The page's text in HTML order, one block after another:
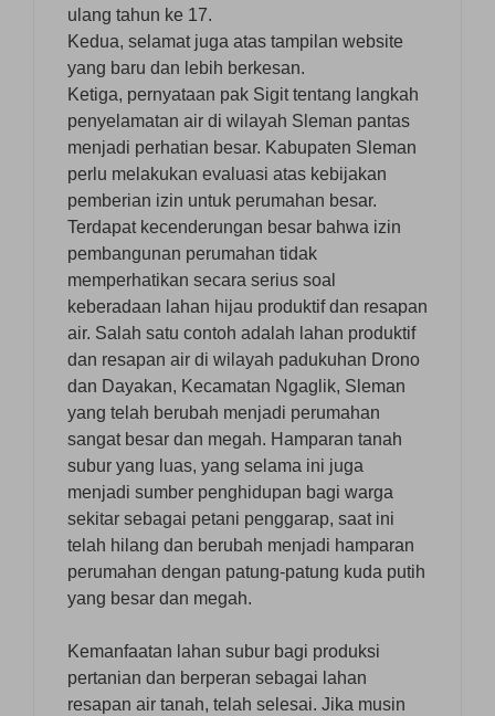
ulang tahun ke 17.
Kedua, selamat juga atas tampilan website
yang baru dan lebih berkesan.
Ketiga, pernyataan pak Sigit tentang langkah
penyelamatan air di wilayah Sleman pantas
menjadi perhatian besar. Kabupaten Sleman
perlu melakukan evaluasi atas kebijakan
pemberian izin untuk perumahan besar.
Terdapat kecenderungan besar bahwa izin
pembangunan perumahan tidak
memperhatikan secara serius soal
keberadaan lahan hijau produktif dan resapan
air. Salah satu contoh adalah lahan produktif
dan resapan air di wilayah padukuhan Drono
dan Dayakan, Kecamatan Ngaglik, Sleman
yang telah berubah menjadi perumahan
sangat besar dan megah. Hamparan tanah
subur yang luas, yang selama ini juga
menjadi sumber penghidupan bagi warga
sekitar sebagai petani penggarap, saat ini
telah hilang dan berubah menjadi hamparan
perumahan dengan patung-patung kuda putih
yang besar dan megah.
Kemanfaatan lahan subur bagi produksi
pertanian dan berperan sebagai lahan
resapan air tanah, telah selesai. Jika musin